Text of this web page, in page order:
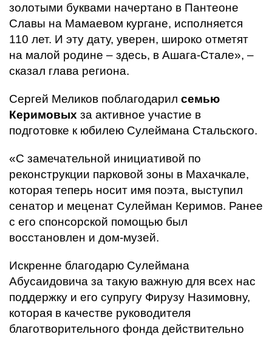
золотыми буквами начертано в Пантеоне
Славы на Мамаевом кургане, исполняется
110 лет. И эту дату, уверен, широко отметят
на малой родине – здесь, в Ашага-Стале», –
сказал глава региона.
Сергей Меликов поблагодарил семью
Керимовых за активное участие в
подготовке к юбилею Сулеймана Стальского.
«С замечательной инициативой по
реконструкции парковой зоны в Махачкале,
которая теперь носит имя поэта, выступил
сенатор и меценат Сулейман Керимов. Ранее
с его спонсорской помощью был
восстановлен и дом-музей.
Искренне благодарю Сулеймана
Абусаидовича за такую важную для всех нас
поддержку и его супругу Фирузу Назимовну,
которая в качестве руководителя
благотворительного фонда действительно